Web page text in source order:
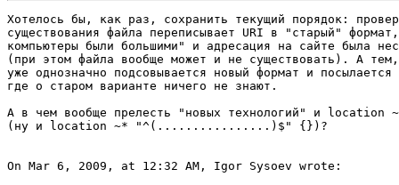
Хотелось бы, как раз, сохранить текущий порядок:
существования файла переписывает URI в "старый"
компьютеры были большими" и адресация на сайте была
(при этом файла вообще может и не существовать). А
уже однозначно подсовывается новый формат и
где о старом варианте ничего не знают.
А в чем вообще прелесть "новых технологий" и
(ну и location ~* "^(................)$" {})?
On Mar 6, 2009, at 12:32 AM, Igor Sysoev wrote: